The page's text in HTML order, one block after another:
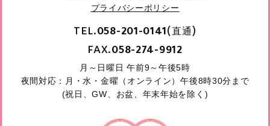
プライバシーポリシー
TEL.058-201-0141(直通)
FAX.058-274-9912
月～日曜日 午前9～午後5時
夜間対応：月・水・金曜（オンライン）午後8時30分まで
(祝日、GW、お盆、年末年始を除く)